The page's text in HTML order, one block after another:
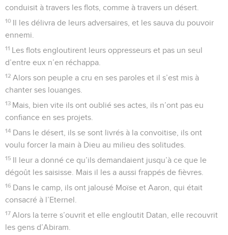
conduisit à travers les flots, comme à travers un désert.
10 Il les délivra de leurs adversaires, et les sauva du pouvoir
ennemi.
11 Les flots engloutirent leurs oppresseurs et pas un seul
d’entre eux n’en réchappa.
12 Alors son peuple a cru en ses paroles et il s’est mis à
chanter ses louanges.
13 Mais, bien vite ils ont oublié ses actes, ils n’ont pas eu
confiance en ses projets.
14 Dans le désert, ils se sont livrés à la convoitise, ils ont
voulu forcer la main à Dieu au milieu des solitudes.
15 Il leur a donné ce qu’ils demandaient jusqu’à ce que le
dégoût les saisisse. Mais il les a aussi frappés de fièvres.
16 Dans le camp, ils ont jalousé Moïse et Aaron, qui était
consacré à l’Eternel.
17 Alors la terre s’ouvrit et elle engloutit Datan, elle recouvrit
les gens d’Abiram.